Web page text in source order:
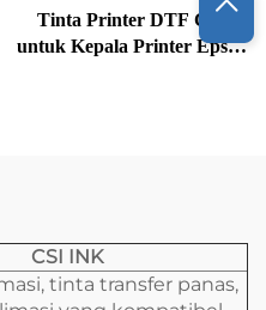
Tinta Printer DTF CSI
untuk Kepala Printer Epson
CSI INK
tinta transfer panas,